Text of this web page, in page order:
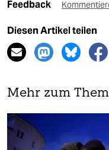
Feedback
Diesen Artikel teilen
Mehr zum